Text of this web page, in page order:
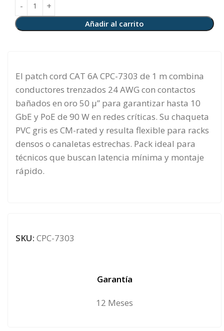
Añadir al carrito
El patch cord CAT 6A CPC-7303 de 1 m combina
conductores trenzados 24 AWG con contactos
bañados en oro 50 µ” para garantizar hasta 10
GbE y PoE de 90 W en redes críticas. Su chaqueta
PVC gris es CM-rated y resulta flexible para racks
densos o canaletas estrechas. Pack ideal para
técnicos que buscan latencia mínima y montaje
rápido.
SKU: CPC-7303
Garantía
12 Meses